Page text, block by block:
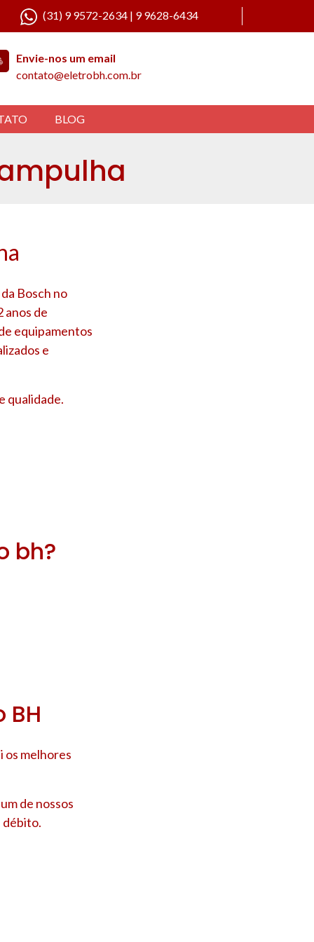
(31) 9 9572-2634 | 9 9628-6434
Envie-nos um email
contato@eletrobh.com.br
BLOG
Bosch no
anos de
equipamentos
e
qualidade.
bh?
os melhores
de nossos
débito.